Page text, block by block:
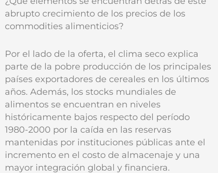
abrupto crecimiento de los precios de los
commodities alimenticios?
Por el lado de la oferta, el clima seco explica
parte de la pobre producción de los principales
países exportadores de cereales en los últimos
años. Además, los stocks mundiales de
alimentos se encuentran en niveles
históricamente bajos respecto del período
1980-2000 por la caída en las reservas
mantenidas por instituciones públicas ante el
incremento en el costo de almacenaje y una
mayor integración global y financiera.